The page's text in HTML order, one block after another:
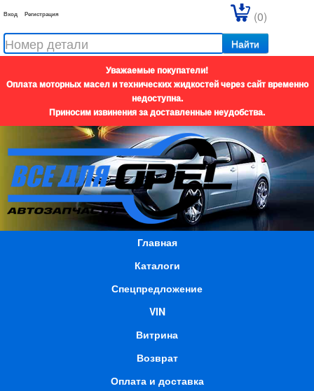
Вход Регистрация
Найти
(0)
Уважаемые покупатели!
Оплата моторных масел и технических жидкостей через сайт временно
недоступна.
Приносим извинения за доставленные неудобства.
Главная
Каталоги
Спецпредложение
VIN
Витрина
Возврат
Оплата и доставка